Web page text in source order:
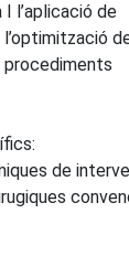
l’aplicació de
l’optimització
procediments
de